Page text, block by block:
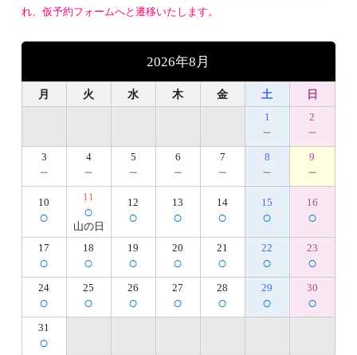
れ、仮予約フォームへと遷移いたします。
2026年8月
月 火 水 木 金 土 日
1
－
2
－
3
－
4
－
5
－
6
－
7
－
8
－
9
－
10
○
11
○
山の日
12
○
13
○
14
○
15
○
16
○
17
○
18
○
19
○
20
○
21
○
22
○
23
○
24
○
25
○
26
○
27
○
28
○
29
○
30
○
31
○